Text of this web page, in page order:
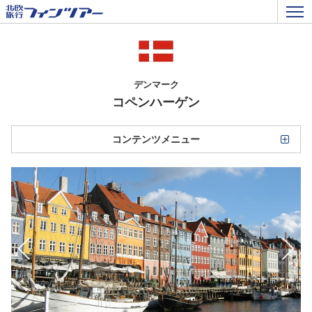
デンマーク
コペンハーゲン
コンテンツメニュー